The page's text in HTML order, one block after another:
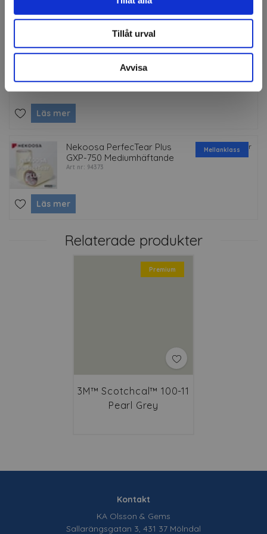
Tillåt urval
Avvisa
Läs mer
NT A-300 GR Brytkniv Finns i lager
Läs mer
Mellanklass
Nekoosa PerfecTear Plus
GXP-750 Mediumhäftande
Art nr: 94373
Finns i lager
Läs mer
Relaterade produkter
Premium
3M™ Scotchcal™ 100-11
Pearl Grey
Kontakt
KA Olsson & Gems
Sallarängsgatan 3, 431 37 Mölndal